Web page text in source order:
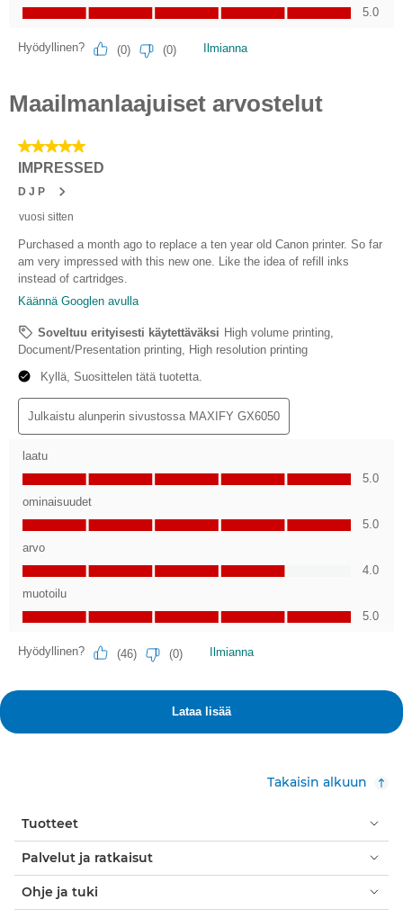
Takaisin alkuun
Tuotteet
Palvelut ja ratkaisut
Ohje ja tuki